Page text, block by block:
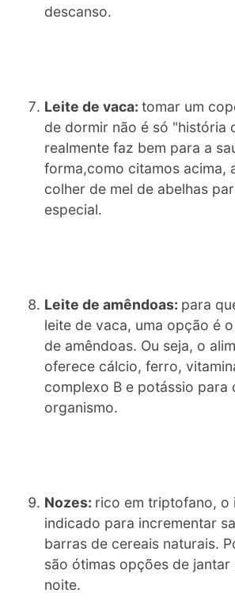
descanso.
Leite de vaca: tomar um
de dormir não é só "história
realmente faz bem para a
forma,como citamos acima,
colher de mel de abelhas
especial.
Leite de amêndoas: para
leite de vaca, uma opção é
de amêndoas. Ou seja, o
oferece cálcio, ferro,
complexo B e potássio para
organismo.
Nozes: rico em triptofano, o
indicado para incrementar
barras de cereais naturais.
são ótimas opções de jantar
noite.